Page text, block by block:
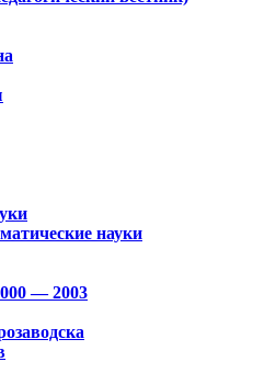
науки
— 2003